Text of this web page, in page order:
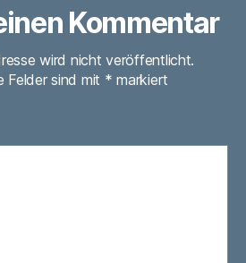
Kommentar
wird nicht veröffentlicht.
Felder sind mit * markiert